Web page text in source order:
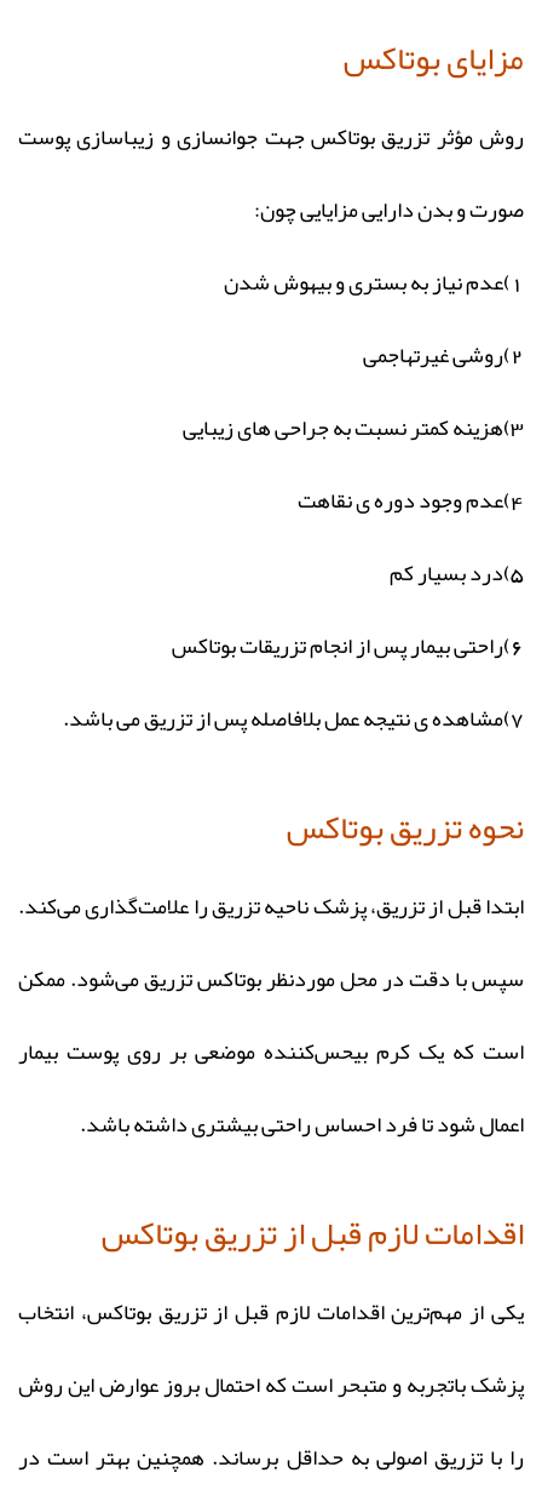
مزایای بوتاکس
روش مؤثر تزریق بوتاکس جهت جوانسازی و زیباسازی پوست
صورت و بدن دارایی مزایایی چون:
1)عدم نیاز به بستری و بیهوش شدن
2)روشی غیرتهاجمی
3)هزینه کمتر نسبت به جراحی های زیبایی
4)عدم وجود دوره ی نقاهت
5)درد بسیار کم
6)راحتی بیمار پس از انجام تزریقات بوتاکس
7)مشاهده ی نتیجه عمل بلافاصله پس از تزریق می باشد.
نحوه تزریق بوتاکس
ابتدا قبل از تزریق، پزشک ناحیه تزریق را علامت‌گذاری می‌کند.
سپس با دقت در محل موردنظر بوتاکس تزریق می‌شود. ممکن
است که یک کرم بیحس‌کننده موضعی بر روی پوست بیمار
اعمال شود تا فرد احساس راحتی بیشتری داشته باشد.
اقدامات لازم قبل از تزریق بوتاکس
یکی از مهم‌ترین اقدامات لازم قبل از تزریق بوتاکس، انتخاب
پزشک باتجربه و متبحر است که احتمال بروز عوارض این روش
را با تزریق اصولی به حداقل برساند. همچنین بهتر است در